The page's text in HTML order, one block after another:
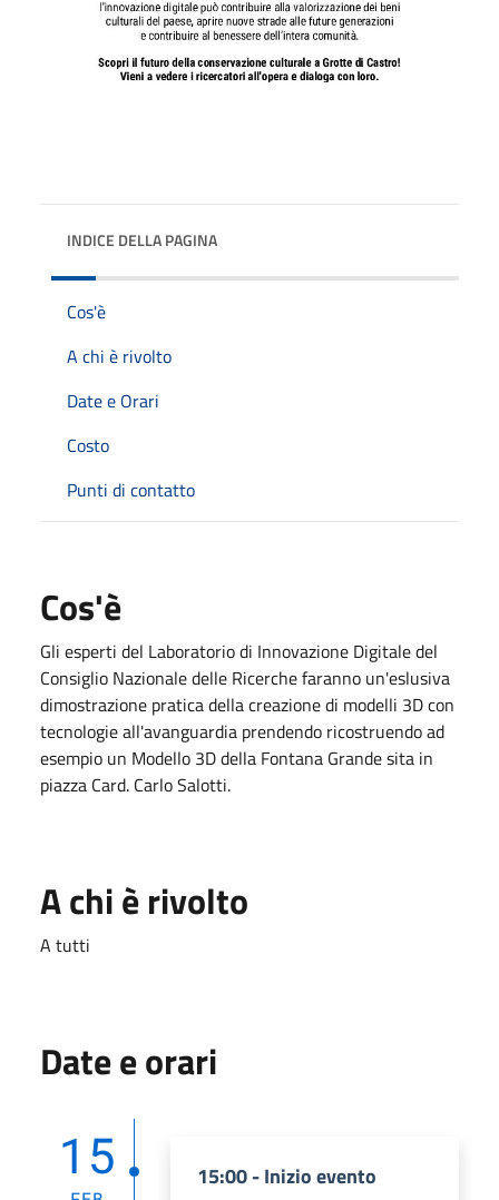
INDICE DELLA PAGINA
Cos'è
A chi è rivolto
Date e Orari
Costo
Punti di contatto
Cos'è
Gli esperti del Laboratorio di Innovazione Digitale del
Consiglio Nazionale delle Ricerche faranno un'eslusiva
dimostrazione pratica della creazione di modelli 3D con
tecnologie all'avanguardia prendendo ricostruendo ad
esempio un Modello 3D della Fontana Grande sita in
piazza Card. Carlo Salotti.
A chi è rivolto
A tutti
Date e orari
15 15:00 - Inizio evento